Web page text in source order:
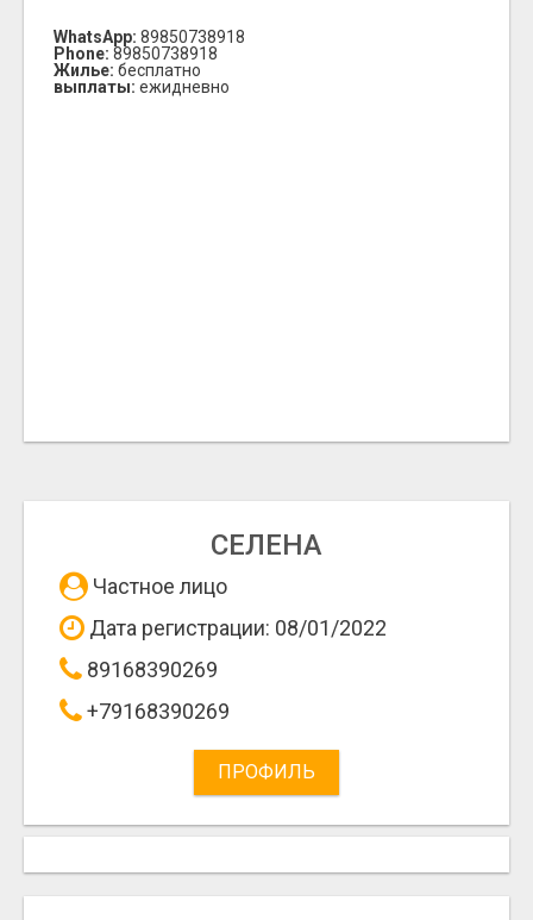
WhatsApp: 89850738918
Phone: 89850738918
Жилье: бесплатно
выплаты: ежидневно
СЕЛЕНА
Частное лицо
Дата регистрации: 08/01/2022
89168390269
+79168390269
ПРОФИЛЬ